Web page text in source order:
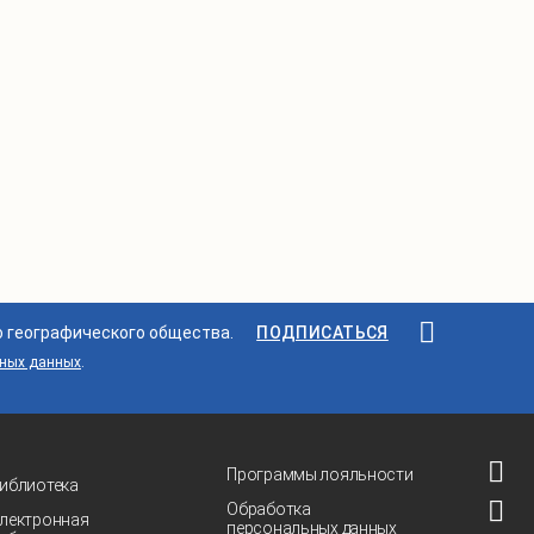
общества. ПОДПИСАТЬСЯ
данных.
Программы лояльности
Обработка
персональных данных